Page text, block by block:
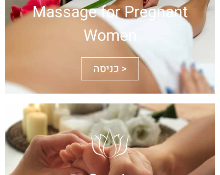
Massage for Pregnant
Women
כניסה >